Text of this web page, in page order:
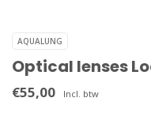
AQUALUNG
Optical lenses
€55,00 Incl. btw